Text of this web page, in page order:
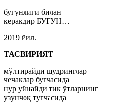
бугунлиги билан
керакдир БУГУН…
2019 йил.
ТАСВИРИЯТ
мўлтирайди шудринглар
чечаклар буғчасида
нур уйнайди тик ўтларнинг
узунчоқ туғчасида